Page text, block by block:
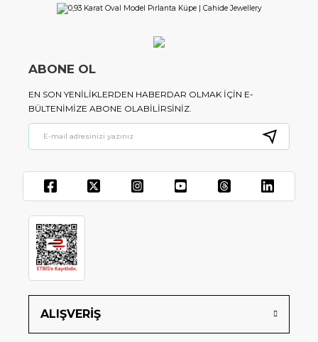
ALIŞVERİŞ
ABONE OL
EN SON YENILIKLERDEN HABERDAR OLMAK IÇIN E-
BÜLTENIMIZE ABONE OLABILIRSINIZ.